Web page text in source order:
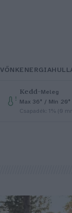
ENERGIA
Kedd–Meleg
Max 36° / Min 20°
Csapadék: 1% (0